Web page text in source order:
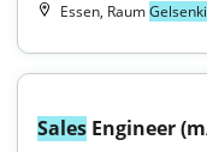
Essen, Raum
Sales Engineer